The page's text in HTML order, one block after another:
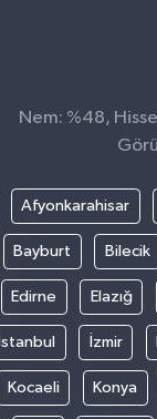
Nem: %48,
Afyonkarahisar
Bayburt Bilecik
Edirne Elazığ
İstanbul İzmir
Kocaeli Konya